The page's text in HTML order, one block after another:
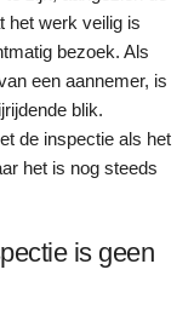
het werk veilig is
bezoek. Als
een aannemer, is
blik.
de inspectie als het
het is nog steeds
is geen